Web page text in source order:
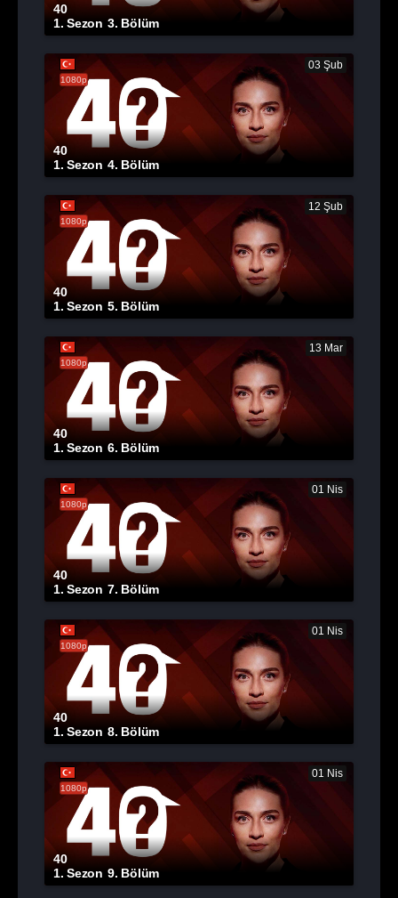
40
1. Sezon 3. Bölüm
1080p
03 Şub
40
1. Sezon 4. Bölüm
1080p
12 Şub
40
1. Sezon 5. Bölüm
1080p
13 Mar
40
1. Sezon 6. Bölüm
1080p
01 Nis
40
1. Sezon 7. Bölüm
1080p
01 Nis
40
1. Sezon 8. Bölüm
1080p
01 Nis
40
1. Sezon 9. Bölüm